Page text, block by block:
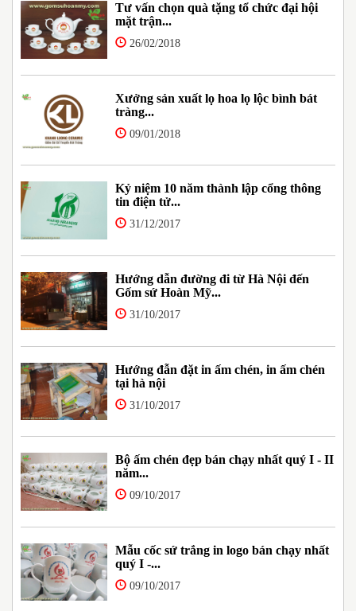
Tư vấn chọn quà tặng tổ chức đại hội
mặt trận...
26/02/2018
Xưởng sản xuất lọ hoa lọ lộc bình bát
tràng...
09/01/2018
Kỷ niệm 10 năm thành lập cổng thông
tin điện tử...
31/12/2017
Hướng dẫn đường đi từ Hà Nội đến
Gốm sứ Hoàn Mỹ...
31/10/2017
Hướng đẫn đặt in ấm chén, in ấm chén
tại hà nội
31/10/2017
Bộ ấm chén đẹp bán chạy nhất quý I - II
năm...
09/10/2017
Mẫu cốc sứ trắng in logo bán chạy nhất
quý I -...
09/10/2017